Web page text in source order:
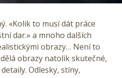
«Kolik to musí dát práce
dar.» a mnoho dalších
obrazy… Není to
obrazy natolik skutečné,
Odlesky, stíny,